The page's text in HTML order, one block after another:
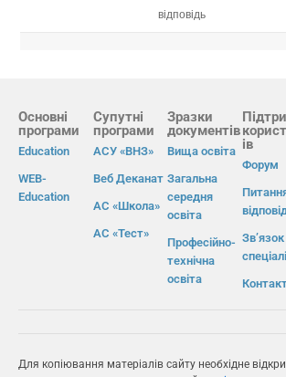
відповідь
Основні
програми
Education
WEB-
Education
Супутні
програми
АСУ «ВНЗ»
Веб Деканат
АС «Школа»
АС «Тест»
Зразки
документів
Вища освіта
Загальна
середня
освіта
Професійно-
технічна
освіта
ів
Форум
Зв’язок
Для копіювання матеріалів сайту необхідне